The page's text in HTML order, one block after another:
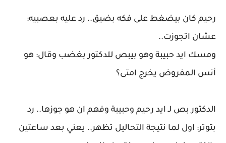
رحيم كان بيضغط على فكه بضيق.. رد عليه بعصبيه:
عشان اتجوزت..
ومسك ايد حبيبة وهو بيبص للدكتور بغضب وقال: هو
أنس المفروض يخرج امتى؟
الدكتور بص لـ ايد رحيم وحبيبة وفهم ان هو جوزها.. رد
بتوتر: اول لما نتيجة التحاليل تظهر.. يعني بعد ساعتين